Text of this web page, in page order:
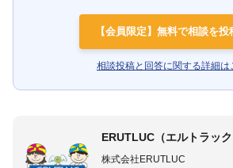
【会員限定】無料で相談を投
相談投稿と回答に関する詳細は
ERUTLUC（エルトラック
株式会社ERUTLUC